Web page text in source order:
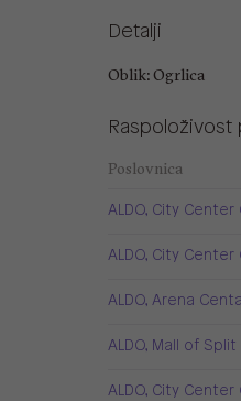
Detalji
Oblik: Ogrlica
Raspoloživost
Poslovnica
ALDO, City
ALDO, City
ALDO, Arena
ALDO, Mall of
ALDO, City